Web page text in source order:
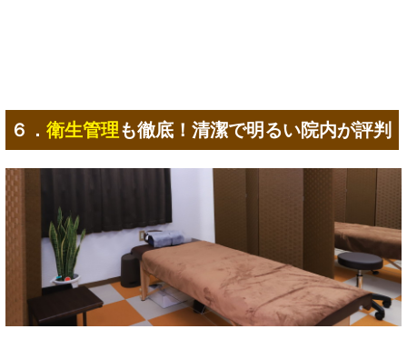
６． 衛生管理も徹底！清潔で明るい院内が評判